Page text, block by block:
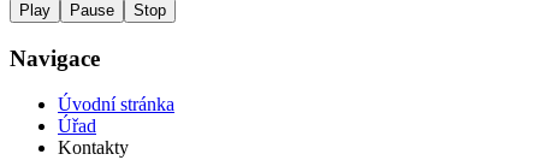
Play Pause Stop
Navigace
Úvodní stránka
Úřad
Kontakty